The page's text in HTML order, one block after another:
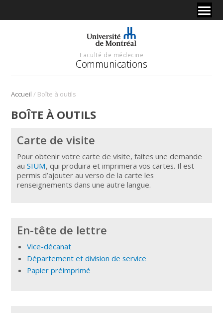
Faculté de médecine
Communications
Accueil / Boîte à outils
BOÎTE À OUTILS
Carte de visite
Pour obtenir votre carte de visite, faites une demande
auSIUM, qui produira et imprimera vos cartes. Il est
permis d’ajouter au verso de la carte les
renseignements dans une autre langue.
En-tête de lettre
Vice-décanat
Département et division de service
Papier préimprimé